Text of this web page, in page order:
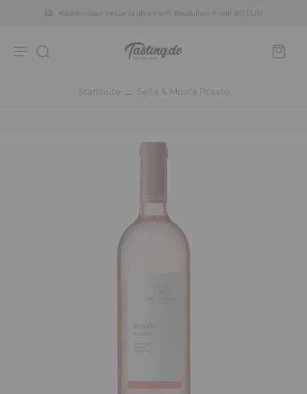
Kostenloser Versand ab einem Bestellwert von 80 EUR
Startseite Sella & Mosca Rosato